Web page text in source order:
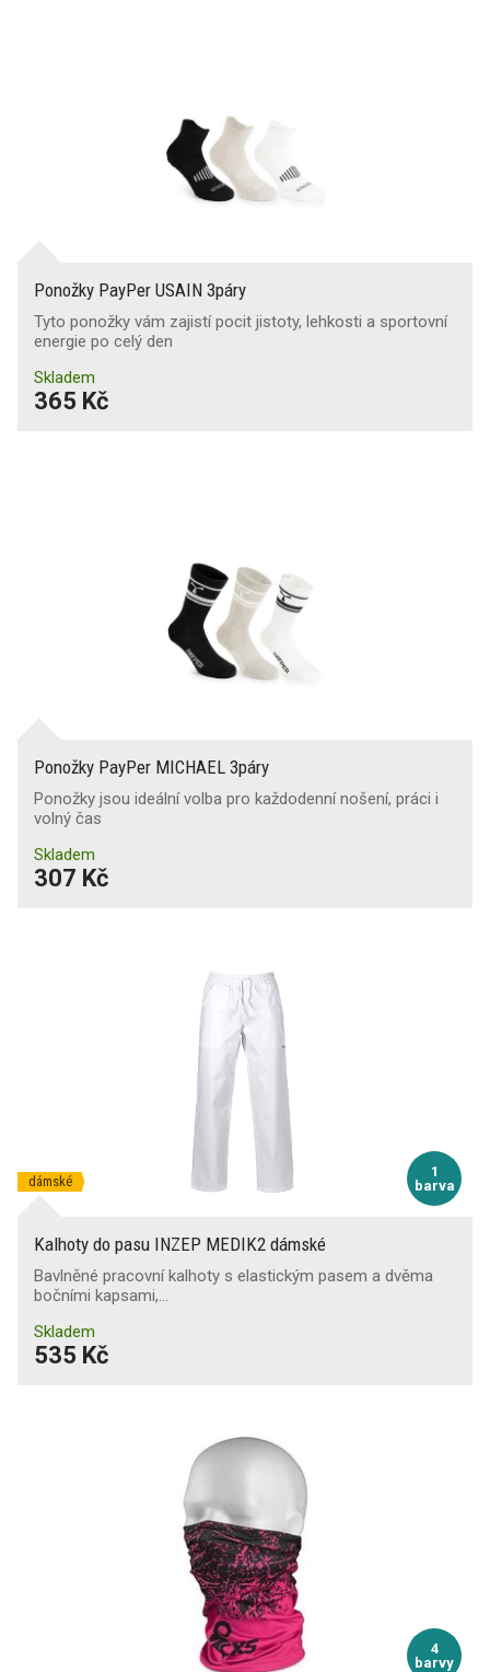
Ponožky PayPer USAIN 3páry
Tyto ponožky vám zajistí pocit jistoty, lehkosti a sportovní
energie po celý den
Skladem
365 Kč
Ponožky PayPer MICHAEL 3páry
Ponožky jsou ideální volba pro každodenní nošení, práci i
volný čas
Skladem
307 Kč
1
barva
dámské
Kalhoty do pasu INZEP MEDIK2 dámské
Bavlněné pracovní kalhoty s elastickým pasem a dvěma
bočními kapsami,…
Skladem
535 Kč
4
barvy